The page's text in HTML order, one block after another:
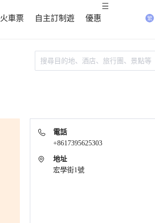
火車票 自主訂制遊 優惠
電話
+8617395625303
地址
宏學街1號